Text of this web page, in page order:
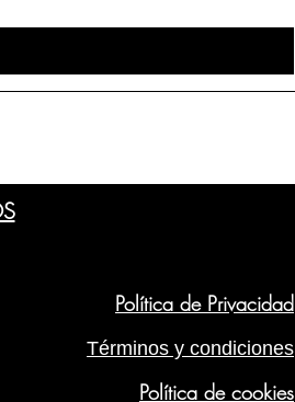
Política de Privacidad
Términos y condiciones
Política de cookies